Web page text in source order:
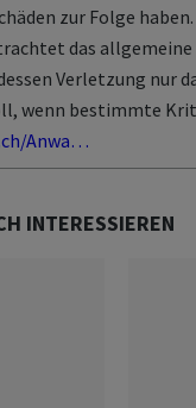
zur Folge haben.
das
Verletzung nur
wenn bestimmte
Anwa…
INTERESSIEREN